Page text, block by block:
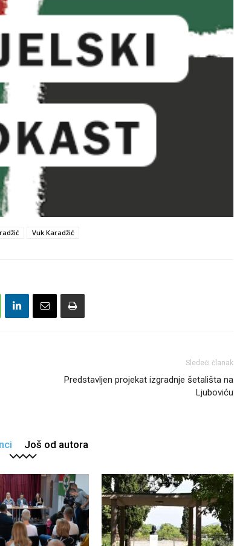
Vuk Karadžić
Sledeći članak
Predstavljen projekat izgradnje šetališta na
Ljuboviću
Još od autora